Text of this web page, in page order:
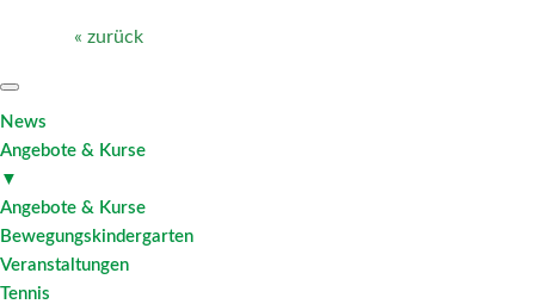
« zurück
News
Angebote & Kurse
▼
Angebote & Kurse
Bewegungskindergarten
Veranstaltungen
Tennis